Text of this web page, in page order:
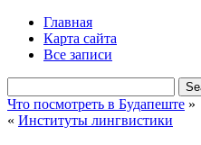
Главная
Карта сайта
Все записи
Что посмотреть в Будапеште »
« Институты лингвистики